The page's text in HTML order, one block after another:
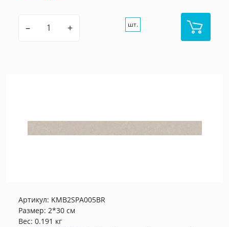
– + шт.
Артикул: KMB2SPA005BR
Размер: 2*30 см
Вес: 0.191 кг